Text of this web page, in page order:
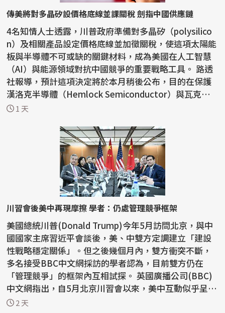
傳美將對多晶矽設價格底線並課關稅 劍指中國供應鏈
4名知情人士透露，川普政府準備對多晶矽（polysilico
n）及相關產品設定價格底線並加徵關稅，使這項太陽能
板與半導體不可或缺的關鍵材料，成為美國在人工智慧
（AI）與能源領域對抗中國競爭的重要戰略工具。 路透
社報導，預計這項決定將於本月稍後公布，目的在保護
漢洛克半導體（Hemlock Semiconductor）與瓦克化
學（W...
1 天
川習會後美中再現摩擦 學者：仍處管理競爭框架
美國總統川普(Donald Trump)今年5月訪問北京，與中
國國家主席習近平會談後，美、中雙方定調建立「建設
性戰略穩定關係」。但之後幾個月內，雙方衝突不斷，
多名接受BBC中文網採訪的學者認為，目前雙方仍在
「管理競爭」的框架內互相試探。 英國廣播公司(BBC)
中文網指出，自5月北京川習會以來，美中互動似乎呈現
「一邊...
2 天